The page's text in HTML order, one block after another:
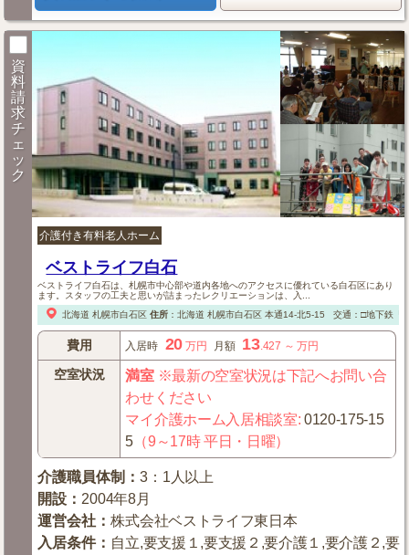
資
料
請
求
チ
ェ
ッ
ク
介護付き有料老人ホーム
ベストライフ白石
ベストライフ白石は、札幌市中心部や道内各地へのアクセスに優れている白石区にあり
ます。スタッフの工夫と思いが詰まったレクリエーションは、入...
北海道 札幌市白石区 住所： 北海道 札幌市白石区本通14-北5-15 交通：□地下鉄「
費用 入居時 20 万円 月額 13.427 ～万円
空室状況 満室※最新の空室状況は下記へお問い合
わせください
マイ介護ホーム入居相談室:0120-175-15
5 （9～17時 平日・日曜）
介護職員体制 ：3：1人以上
開設 ： 2004年8月
運営会社 ：株式会社ベストライフ東日本
入居条件： 自立,要支援１,要支援２,要介護１,要介護２,要